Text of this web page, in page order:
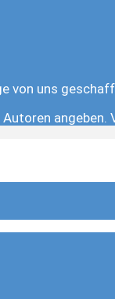
von uns
Autoren angeben.